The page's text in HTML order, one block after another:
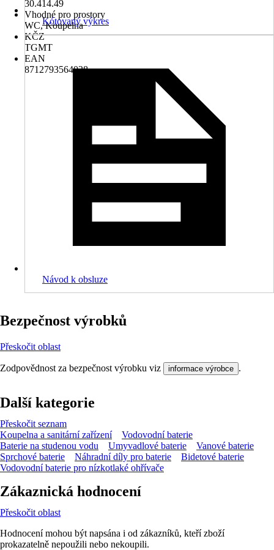
30.414.49
Vhodné pro prostory
WC, Koupelna
KČZ
TGMT
EAN
8712793564028
Kótovaný výkres
Návod k obsluze
Bezpečnost výrobků
Přeskočit oblast
Zodpovědnost za bezpečnost výrobku viz informace výrobce .
Další kategorie
Přeskočit seznam
Koupelna a sanitární zařízení
Vodovodní baterie
Baterie na studenou vodu
Umyvadlové baterie
Vanové baterie
Sprchové baterie
Náhradní díly pro baterie
Bidetové baterie
Vodovodní baterie pro nízkotlaké ohřívače
Zákaznická hodnocení
Přeskočit oblast
Hodnocení mohou být napsána i od zákazníků, kteří zboží
prokazatelně nepoužili nebo nekoupili.